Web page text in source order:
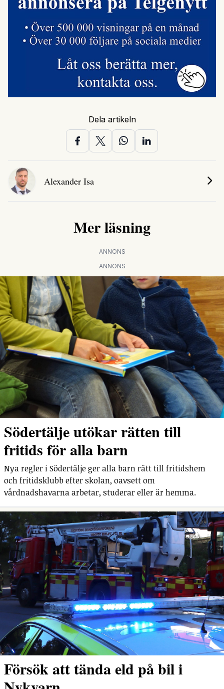
Dela artikeln
Alexander Isa
Mer läsning
ANNONS
ANNONS
Södertälje utökar rätten till
fritids för alla barn
Nya regler i Södertälje ger alla barn rätt till fritidshem
och fritidsklubb efter skolan, oavsett om
vårdnadshavarna arbetar, studerar eller är hemma.
Försök att tända eld på bil i